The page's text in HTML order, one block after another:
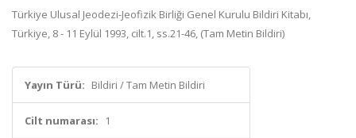
Türkiye Ulusal Jeodezi-Jeofizik Birliği Genel Kurulu Bildiri Kitabı,
Türkiye, 8 - 11 Eylül 1993, cilt.1, ss.21-46, (Tam Metin Bildiri)
Yayın Türü: Bildiri / Tam Metin Bildiri
Cilt numarası: 1